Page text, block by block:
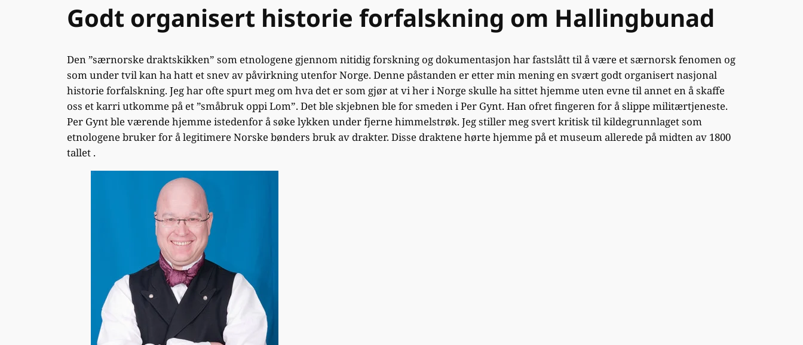
Godt organisert historie forfalskning om Hallingbunad
Den ”særnorske draktskikken” som etnologene gjennom nitidig forskning og dokumentasjon har fastslått til å være et særnorsk fenomen og
som under tvil kan ha hatt et snev av påvirkning utenfor Norge. Denne påstanden er etter min mening en svært godt organisert nasjonal
historie forfalskning. Jeg har ofte spurt meg om hva det er som gjør at vi her i Norge skulle ha sittet hjemme uten evne til annet en å skaffe
oss et karri utkomme på et ”småbruk oppi Lom”. Det ble skjebnen ble for smeden i Per Gynt. Han ofret fingeren for å slippe militærtjeneste.
Per Gynt ble værende hjemme istedenfor å søke lykken under fjerne himmelstrøk. Jeg stiller meg svert kritisk til kildegrunnlaget som
etnologene bruker for å legitimere Norske bønders bruk av drakter. Disse draktene hørte hjemme på et museum allerede på midten av 1800
tallet .